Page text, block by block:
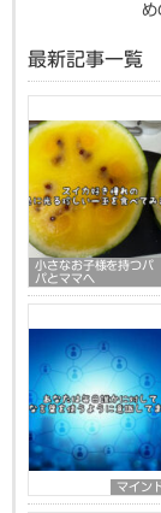
め
最新記事一覧
小さなお子様を持つパ
パとママへ
マイン